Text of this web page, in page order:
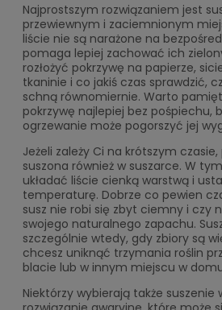
Najprostszym rozwiązaniem jest
przewiewnym i zaciemnionym
liście nie są narażone na
pomaga lepiej zachować ich
rozłożyć pokrzywę na papierze,
tkaninie i co jakiś czas sprawdzić,
schną równomiernie. Warto
pokrzywę najlepiej bez pośpiechu,
ogrzewanie może pogorszyć jej
Jeżeli zależy Ci na krótszym
suszona również w suszarce. W
układać liście cienką warstwą i
temperaturę. Dobrze co pewien
susz nie robi się zbyt ciemny i czy
swojego naturalnego zapachu.
szczególnie wtedy, gdy zbiory są
chcesz uniknąć trzymania roślin
blacie lub w innym miejscu w
Niektórzy wybierają także suszenie